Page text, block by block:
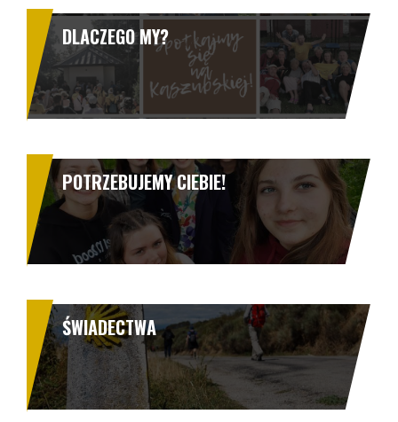
DLACZEGO MY?
POTRZEBUJEMY CIEBIE!
ŚWIADECTWA